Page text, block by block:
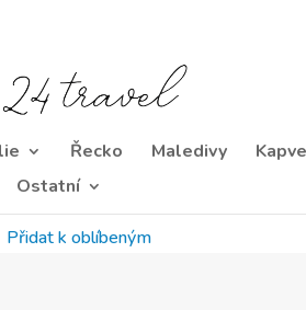
Řecko Maledivy
Ostatní
Přidat k oblíbeným